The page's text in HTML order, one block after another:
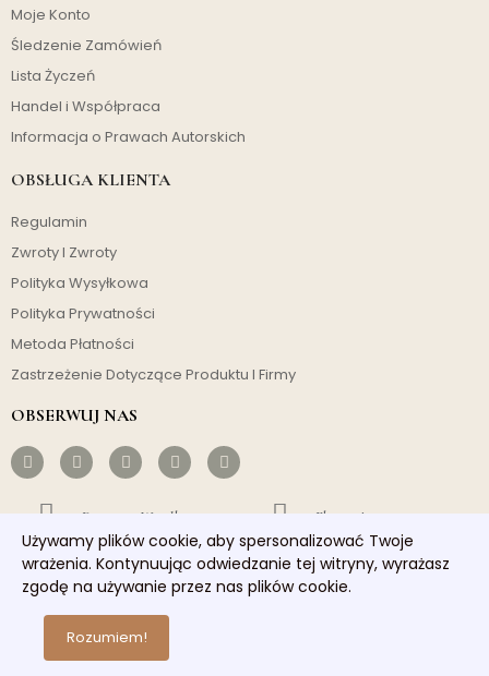
Moje Konto
Śledzenie Zamówień
Lista Życzeń
Handel i Współpraca
Informacja o Prawach Autorskich
OBSŁUGA KLIENTA
Regulamin
Zwroty I Zwroty
Polityka Wysyłkowa
Polityka Prywatności
Metoda Płatności
Zastrzeżenie Dotyczące Produktu I Firmy
OBSERWUJ NAS
Darmowa Wysyłka Ekonomiczny
Szybka Wysyłka Dobra Obsługa
Używamy plików cookie, aby spersonalizować Twoje
wrażenia. Kontynuując odwiedzanie tej witryny, wyrażasz
zgodę na używanie przez nas plików cookie.
Rozumiem!